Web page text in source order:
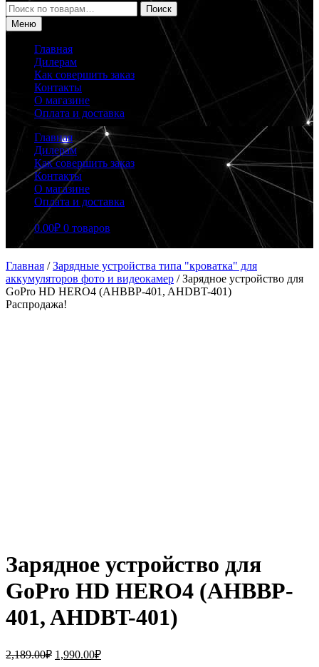
Искать:
Поиск
Меню
Главная
Дилерам
Как совершить заказ
Контакты
О магазине
Оплата и доставка
Главная
Дилерам
Как совершить заказ
Контакты
О магазине
Оплата и доставка
0.00₽ 0 товаров
Главная /Зарядные устройства типа "кроватка" для
аккумуляторов фото и видеокамер /Зарядное устройство для
GoPro HD HERO4 (AHBBP-401, AHDBT-401)
Распродажа!
Зарядное устройство для
GoPro HD HERO4 (AHBBP-
401, AHDBT-401)
2,189.00₽ Первоначальная
1,990.00₽Текущая